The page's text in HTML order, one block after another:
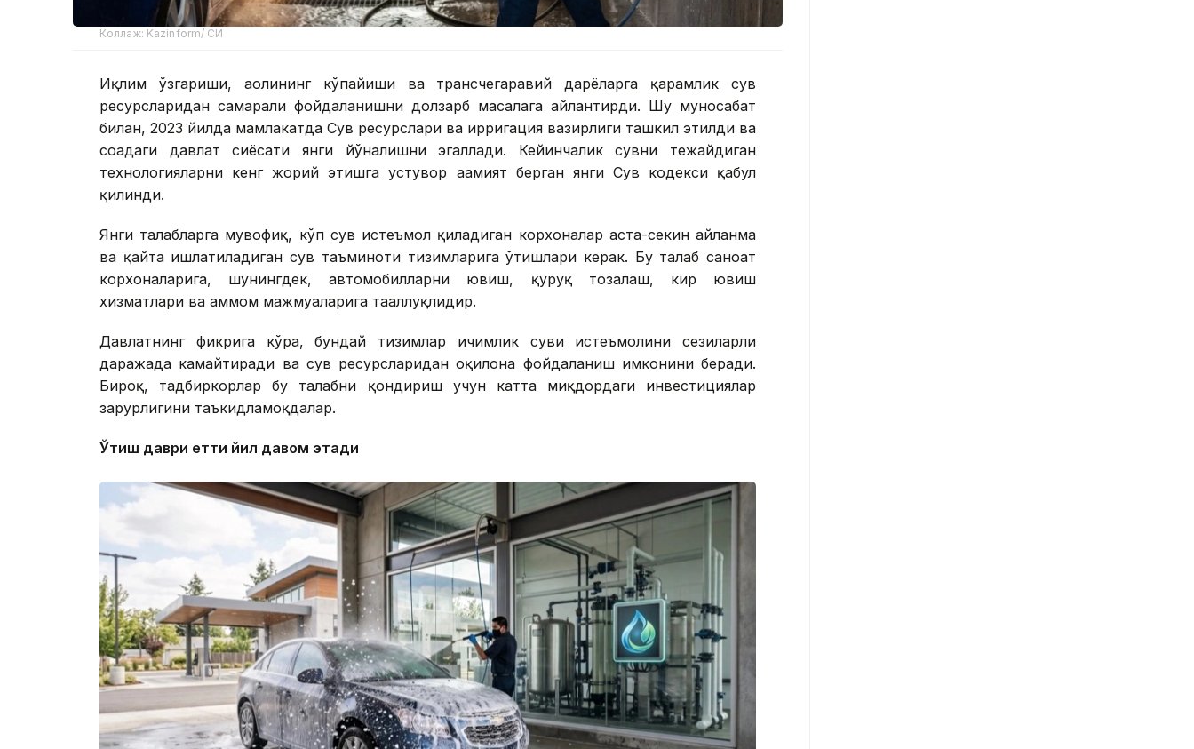
Коллаж: Kazinform/ СИ
Иқлим ўзгариши, аҳолининг кўпайиши ва трансчегаравий дарёларга қарамлик сув
ресурсларидан самарали фойдаланишни долзарб масалага айлантирди. Шу муносабат
билан, 2023 йилда мамлакатда Сув ресурслари ва ирригация вазирлиги ташкил этилди ва
соҳадаги давлат сиёсати янги йўналишни эгаллади. Кейинчалик сувни тежайдиган
технологияларни кенг жорий этишга устувор аҳамият берган янги Сув кодекси қабул
қилинди.
Янги талабларга мувофиқ, кўп сув истеъмол қиладиган корхоналар аста-секин айланма
ва қайта ишлатиладиган сув таъминоти тизимларига ўтишлари керак. Бу талаб саноат
корхоналарига, шунингдек, автомобилларни ювиш, қуруқ тозалаш, кир ювиш
хизматлари ва ҳаммом мажмуаларига тааллуқлидир.
Давлатнинг фикрига кўра, бундай тизимлар ичимлик суви истеъмолини сезиларли
даражада камайтиради ва сув ресурсларидан оқилона фойдаланиш имконини беради.
Бироқ, тадбиркорлар бу талабни қондириш учун катта миқдордаги инвестициялар
зарурлигини таъкидламоқдалар.
Ўтиш даври етти йил давом этади